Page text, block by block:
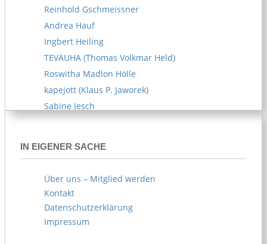
Reinhold Gschmeissner
Andrea Hauf
Ingbert Heiling
TEVAUHA (Thomas Volkmar Held)
Roswitha Madlon Hölle
kapejott (Klaus P. Jaworek)
Sabine Jesch
AKOE (Arife Körblein)
Norbert Köster
IN EIGENER SACHE
Über uns – Mitglied werden
Kontakt
Datenschutzerklärung
Impressum